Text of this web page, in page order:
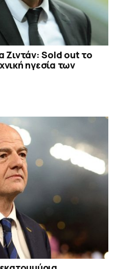
Ζιντάν: Sold out το
ηγεσία των